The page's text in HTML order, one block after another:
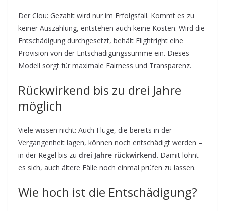
Der Clou: Gezahlt wird nur im Erfolgsfall. Kommt es zu
keiner Auszahlung, entstehen auch keine Kosten. Wird die
Entschädigung durchgesetzt, behält Flightright eine
Provision von der Entschädigungssumme ein. Dieses
Modell sorgt für maximale Fairness und Transparenz.
Rückwirkend bis zu drei Jahre
möglich
Viele wissen nicht: Auch Flüge, die bereits in der
Vergangenheit lagen, können noch entschädigt werden –
in der Regel bis zu drei Jahre rückwirkend. Damit lohnt
es sich, auch ältere Fälle noch einmal prüfen zu lassen.
Wie hoch ist die Entschädigung?